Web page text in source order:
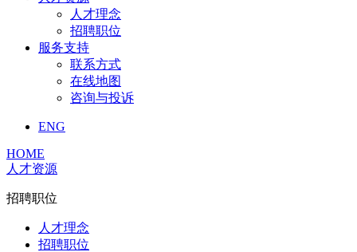
人才理念
招聘职位
服务支持
联系方式
在线地图
咨询与投诉
ENG
HOME
人才资源
招聘职位
人才理念
招聘职位